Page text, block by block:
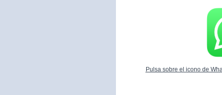
Pulsa sobre el icono de